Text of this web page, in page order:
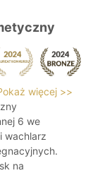
więcej >>
6 we
wachlarz
na